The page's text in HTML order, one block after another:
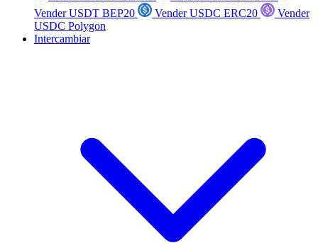
Vender USDT BEP20
Vender USDC ERC20
Vender
USDC Polygon
Intercambiar